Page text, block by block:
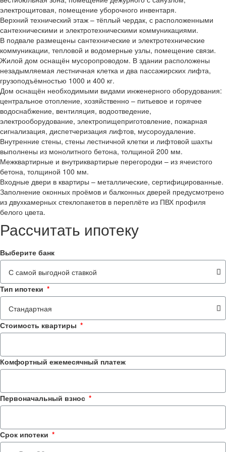
электрощитовая, помещение уборочного инвентаря.
Верхний технический этаж – тёплый чердак, с расположенными
сантехническими и электротехническими коммуникациями.
В подвале размещены сантехнические и электротехнические
коммуникации, тепловой и водомерные узлы, помещение связи.
Жилой дом оснащён мусоропроводом. В здании расположены
незадымляемая лестничная клетка и два пассажирских лифта,
грузоподъёмностью 1000 и 400 кг.
Дом оснащён необходимыми видами инженерного оборудования:
центральное отопление, хозяйственно – питьевое и горячее
водоснабжение, вентиляция, водоотведение,
электрооборудование, электропищеприготовление, пожарная
сигнализация, диспетчеризация лифтов, мусороудаление.
Внутренние стены, стены лестничной клетки и лифтовой шахты
выполнены из монолитного бетона, толщиной 200 мм.
Межквартирные и внутриквартирые перегородки – из ячеистого
бетона, толщиной 100 мм.
Входные двери в квартиры – металлические, сертифицированные.
Заполнение оконных проёмов и балконных дверей предусмотрено
из двухкамерных стеклопакетов в переплёте из ПВХ профиля
белого цвета.
Рассчитать ипотеку
Выберите банк
Тип ипотеки
Стоимость квартиры
Комфортный ежемесячный платеж
Первоначальный взнос
Срок ипотеки